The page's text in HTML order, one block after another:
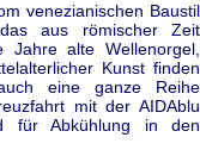
venezianischen Baustil
aus römischer Zeit
alte Wellenorgel,
Kunst finden
eine ganze Reihe
mit der AIDAblu
für Abkühlung in den